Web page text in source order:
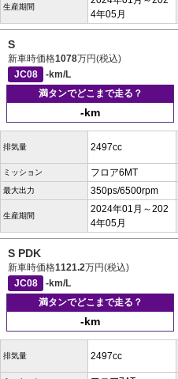
生産期間
4年05月
S
新車時価格1078万円(税込)
JC08
-km/L
満タンでどこまで走る？
-km
排気量 2497cc
ミッション フロア6MT
最大出力 350ps/6500rpm
生産期間
2024年01月～202
4年05月
S PDK
新車時価格1121.2万円(税込)
JC08
-km/L
満タンでどこまで走る？
-km
排気量 2497cc